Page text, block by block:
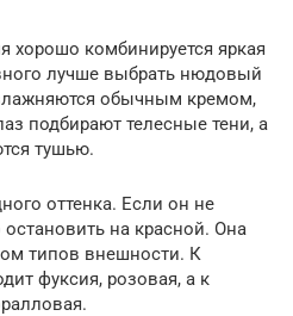
хорошо комбинируется яркая
лучше выбрать нюдовый
обычным кремом,
подбирают телесные тени, а
тушью.
оттенка. Если он не
на красной. Она
типов внешности. К
фуксия, розовая, а к